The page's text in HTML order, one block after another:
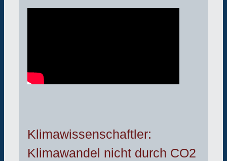
Klimawissenschaftler:
Klimawandel nicht durch CO2